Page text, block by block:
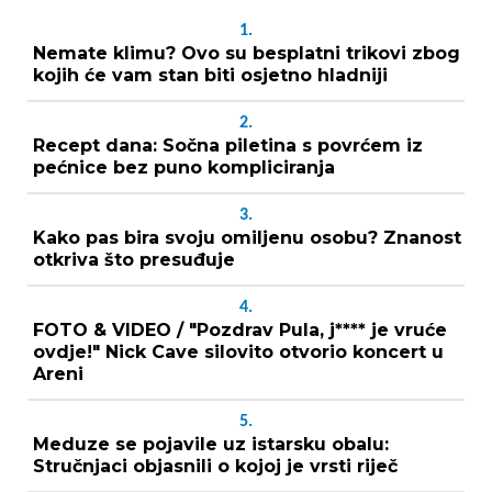
1.
Nemate klimu? Ovo su besplatni trikovi zbog
kojih će vam stan biti osjetno hladniji
2.
Recept dana: Sočna piletina s povrćem iz
pećnice bez puno kompliciranja
3.
Kako pas bira svoju omiljenu osobu? Znanost
otkriva što presuđuje
4.
FOTO & VIDEO / "Pozdrav Pula, j**** je vruće
ovdje!" Nick Cave silovito otvorio koncert u
Areni
5.
Meduze se pojavile uz istarsku obalu:
Stručnjaci objasnili o kojoj je vrsti riječ